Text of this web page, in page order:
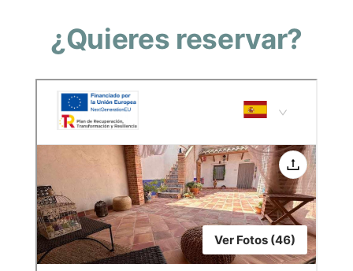
¿Quieres reservar?